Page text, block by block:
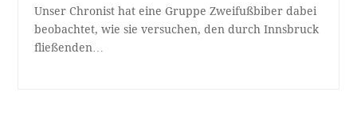
Unser Chronist hat eine Gruppe Zweifußbiber dabei
beobachtet, wie sie versuchen, den durch Innsbruck
fließenden…